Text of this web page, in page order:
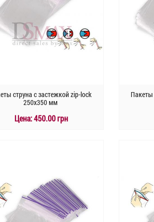
струна с застежкой zip-lock
250х350 мм
Цена:450.00 грн
Пакеты